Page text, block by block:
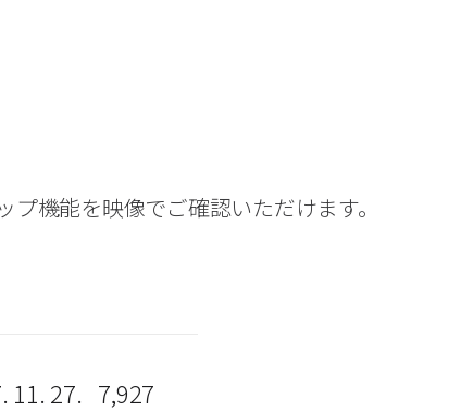
機能を映像でご確認いただけます。
11. 27. 7,927